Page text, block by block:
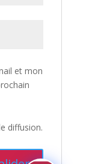
et mon
diffusion.